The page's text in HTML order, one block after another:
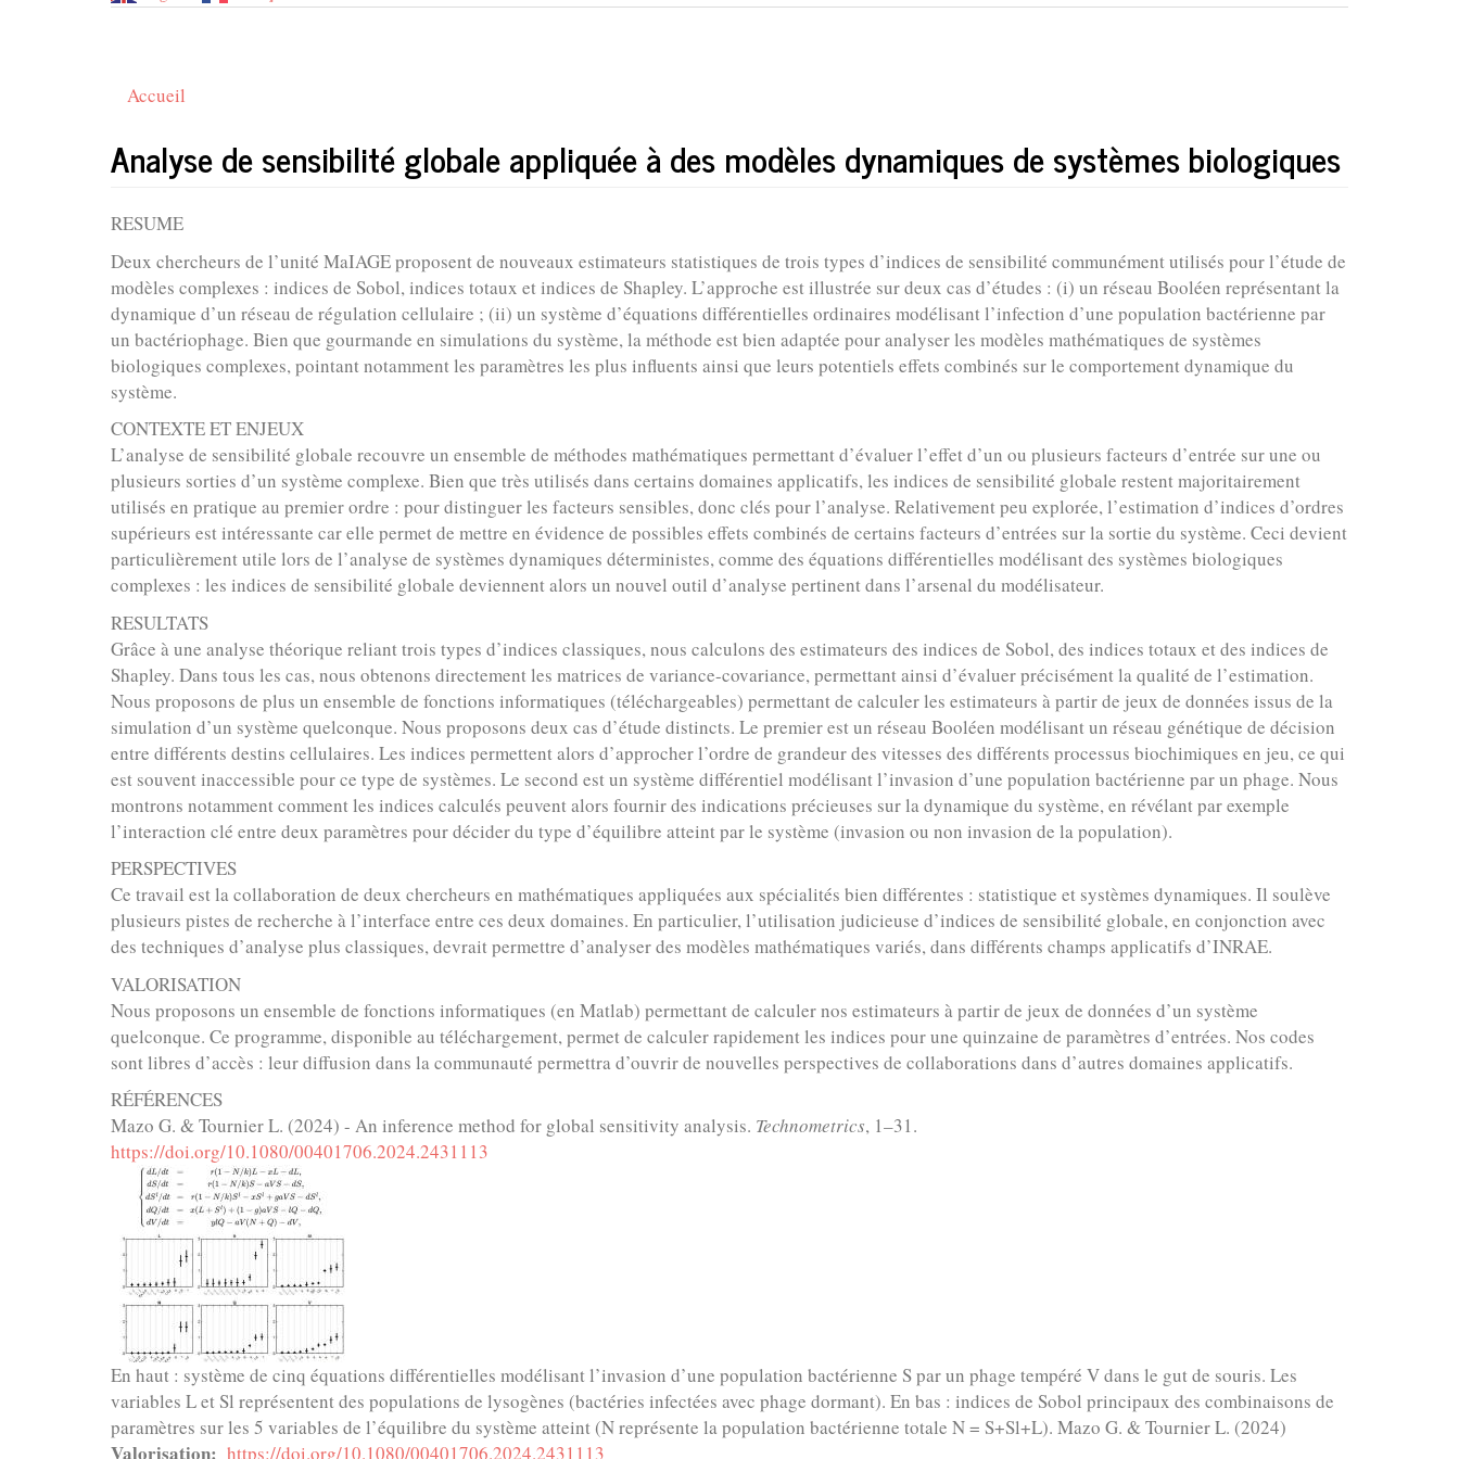
Accueil
Analyse de sensibilité globale appliquée à des modèles dynamiques de systèmes biologiques
RESUME
Deux chercheurs de l’unité MaIAGE proposent de nouveaux estimateurs statistiques de trois types d’indices de sensibilité communément utilisés pour l’étude de
modèles complexes : indices de Sobol, indices totaux et indices de Shapley. L’approche est illustrée sur deux cas d’études : (i) un réseau Booléen représentant la
dynamique d’un réseau de régulation cellulaire ; (ii) un système d’équations différentielles ordinaires modélisant l’infection d’une population bactérienne par
un bactériophage. Bien que gourmande en simulations du système, la méthode est bien adaptée pour analyser les modèles mathématiques de systèmes
biologiques complexes, pointant notamment les paramètres les plus influents ainsi que leurs potentiels effets combinés sur le comportement dynamique du
système.
CONTEXTE ET ENJEUX
L’analyse de sensibilité globale recouvre un ensemble de méthodes mathématiques permettant d’évaluer l’effet d’un ou plusieurs facteurs d’entrée sur une ou
plusieurs sorties d’un système complexe. Bien que très utilisés dans certains domaines applicatifs, les indices de sensibilité globale restent majoritairement
utilisés en pratique au premier ordre : pour distinguer les facteurs sensibles, donc clés pour l’analyse. Relativement peu explorée, l’estimation d’indices d’ordres
supérieurs est intéressante car elle permet de mettre en évidence de possibles effets combinés de certains facteurs d’entrées sur la sortie du système. Ceci devient
particulièrement utile lors de l’analyse de systèmes dynamiques déterministes, comme des équations différentielles modélisant des systèmes biologiques
complexes : les indices de sensibilité globale deviennent alors un nouvel outil d’analyse pertinent dans l’arsenal du modélisateur.
RESULTATS
Grâce à une analyse théorique reliant trois types d’indices classiques, nous calculons des estimateurs des indices de Sobol, des indices totaux et des indices de
Shapley. Dans tous les cas, nous obtenons directement les matrices de variance-covariance, permettant ainsi d’évaluer précisément la qualité de l’estimation.
Nous proposons de plus un ensemble de fonctions informatiques (téléchargeables) permettant de calculer les estimateurs à partir de jeux de données issus de la
simulation d’un système quelconque. Nous proposons deux cas d’étude distincts. Le premier est un réseau Booléen modélisant un réseau génétique de décision
entre différents destins cellulaires. Les indices permettent alors d’approcher l’ordre de grandeur des vitesses des différents processus biochimiques en jeu, ce qui
est souvent inaccessible pour ce type de systèmes. Le second est un système différentiel modélisant l’invasion d’une population bactérienne par un phage. Nous
montrons notamment comment les indices calculés peuvent alors fournir des indications précieuses sur la dynamique du système, en révélant par exemple
l’interaction clé entre deux paramètres pour décider du type d’équilibre atteint par le système (invasion ou non invasion de la population).
PERSPECTIVES
Ce travail est la collaboration de deux chercheurs en mathématiques appliquées aux spécialités bien différentes : statistique et systèmes dynamiques. Il soulève
plusieurs pistes de recherche à l’interface entre ces deux domaines. En particulier, l’utilisation judicieuse d’indices de sensibilité globale, en conjonction avec
des techniques d’analyse plus classiques, devrait permettre d’analyser des modèles mathématiques variés, dans différents champs applicatifs d’INRAE.
VALORISATION
Nous proposons un ensemble de fonctions informatiques (en Matlab) permettant de calculer nos estimateurs à partir de jeux de données d’un système
quelconque. Ce programme, disponible au téléchargement, permet de calculer rapidement les indices pour une quinzaine de paramètres d’entrées. Nos codes
sont libres d’accès : leur diffusion dans la communauté permettra d’ouvrir de nouvelles perspectives de collaborations dans d’autres domaines applicatifs.
RÉFÉRENCES
Mazo G. & Tournier L. (2024) - An inference method for global sensitivity analysis. Technometrics, 1–31.
https://doi.org/10.1080/00401706.2024.2431113
En haut : système de cinq équations différentielles modélisant l’invasion d’une population bactérienne S par un phage tempéré V dans le gut de souris. Les
variables L et Sl représentent des populations de lysogènes (bactéries infectées avec phage dormant). En bas : indices de Sobol principaux des combinaisons de
paramètres sur les 5 variables de l’équilibre du système atteint (N représente la population bactérienne totale N = S+Sl+L). Mazo G. & Tournier L. (2024)
Valorisation https://doi.org/10.1080/00401706.2024.2431113